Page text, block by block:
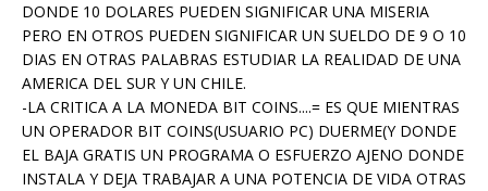
DONDE 10 DOLARES PUEDEN SIGNIFICAR UNA MISERIA
PERO EN OTROS PUEDEN SIGNIFICAR UN SUELDO DE 9 O 10
DIAS EN OTRAS PALABRAS ESTUDIAR LA REALIDAD DE UNA
AMERICA DEL SUR Y UN CHILE.
-LA CRITICA A LA MONEDA BIT COINS....= ES QUE MIENTRAS
UN OPERADOR BIT COINS(USUARIO PC) DUERME(Y DONDE
EL BAJA GRATIS UN PROGRAMA O ESFUERZO AJENO DONDE
INSTALA Y DEJA TRABAJAR A UNA POTENCIA DE VIDA OTRAS